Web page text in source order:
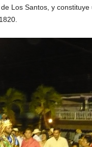
Los Santos, y constituye